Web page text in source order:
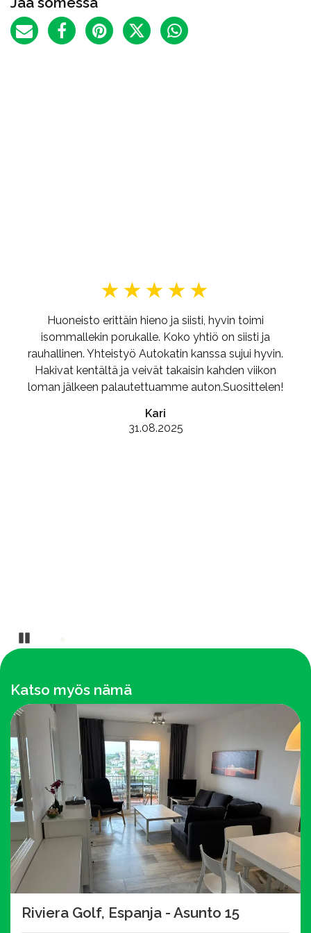
Huoneisto erittäin hieno ja siisti, hyvin toimi
isommallekin porukalle. Koko yhtiö on siisti ja
rauhallinen. Yhteistyö Autokatin kanssa sujui hyvin.
Hakivat kentältä ja veivät takaisin kahden viikon
loman jälkeen palautettuamme auton.Suosittelen!
Kari
31.08.2025
Katso myös nämä
Riviera Golf, Espanja - Asunto 15